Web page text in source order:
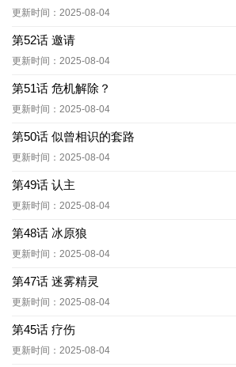
更新时间：2025-08-04
第52话 邀请
更新时间：2025-08-04
第51话 危机解除？
更新时间：2025-08-04
第50话 似曾相识的套路
更新时间：2025-08-04
第49话 认主
更新时间：2025-08-04
第48话 冰原狼
更新时间：2025-08-04
第47话 迷雾精灵
更新时间：2025-08-04
第45话 疗伤
更新时间：2025-08-04